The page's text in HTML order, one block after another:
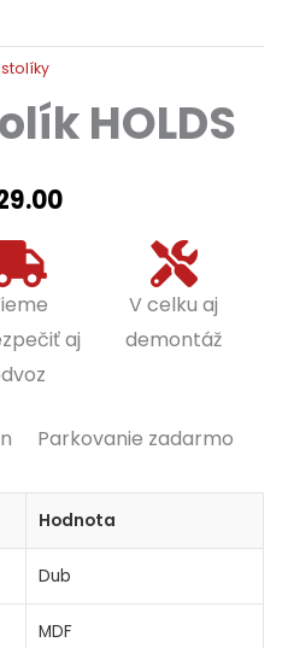
HOLDS
aj
V celku aj
demontáž
Parkovanie zadarmo
Hodnota
Dub
MDF